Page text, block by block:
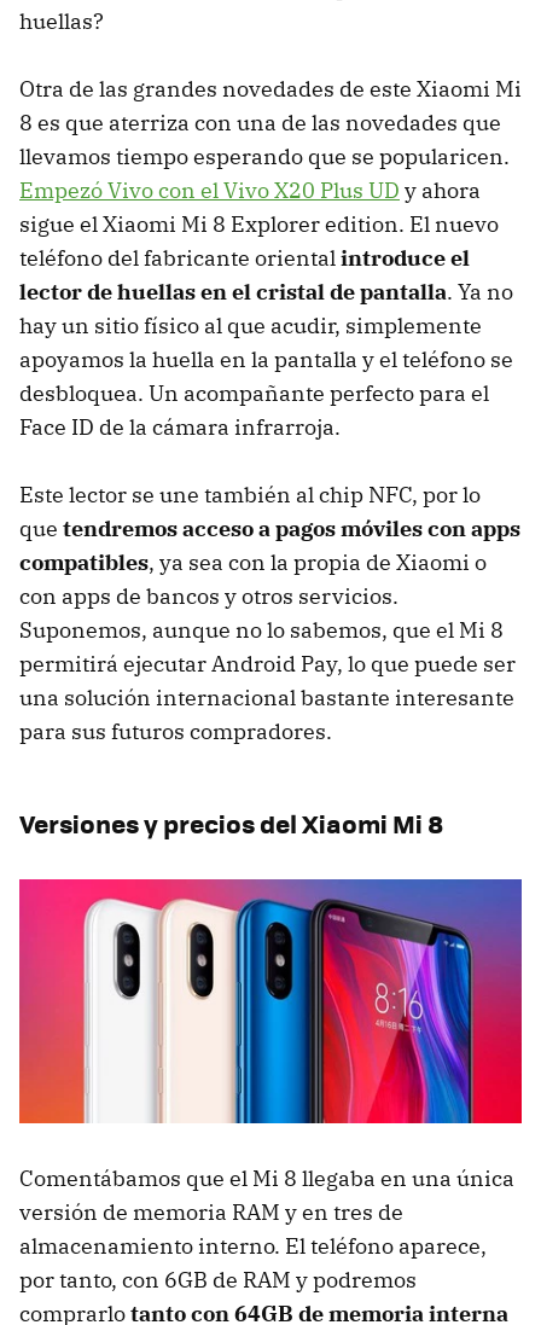
huellas?
Otra de las grandes novedades de este Xiaomi Mi
8 es que aterriza con una de las novedades que
llevamos tiempo esperando que se popularicen.
Empezó Vivo con el Vivo X20 Plus UD y ahora
sigue el Xiaomi Mi 8 Explorer edition. El nuevo
teléfono del fabricante orientalintroduce el
lector de huellas en el cristal de pantalla. Ya no
hay un sitio físico al que acudir, simplemente
apoyamos la huella en la pantalla y el teléfono se
desbloquea. Un acompañante perfecto para el
Face ID de la cámara infrarroja.
Este lector se une también al chip NFC, por lo
que tendremos acceso a pagos móviles con apps
compatibles, ya sea con la propia de Xiaomi o
con apps de bancos y otros servicios.
Suponemos, aunque no lo sabemos, que el Mi 8
permitirá ejecutar Android Pay, lo que puede ser
una solución internacional bastante interesante
para sus futuros compradores.
Versiones y precios del Xiaomi Mi 8
Comentábamos que el Mi 8 llegaba en una única
versión de memoria RAM y en tres de
almacenamiento interno. El teléfono aparece,
por tanto, con 6GB de RAM y podremos
comprarlotanto con 64GB de memoria interna